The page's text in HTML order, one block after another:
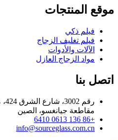
موقع المنتجات
فيلم ذكي
فيلم تغليف الزجاج
الآلات والأدوات
مواد الزجاج العازل
اتصل بنا
مقاطعة جيانغسو، الصين
+86 136 0613 6410
info@sourceglass.com.cn